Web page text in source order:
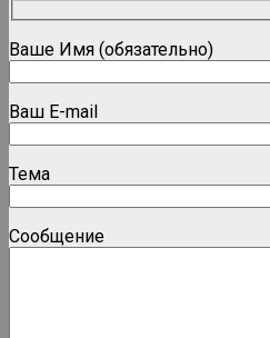
Ваше Имя (обязательно)
Ваш E-mail
Тема
Сообщение